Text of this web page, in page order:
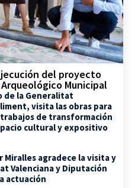
del proyecto
Municipal
de la Generalitat
visita las obras para
de transformación
cultural y expositivo
Miralles agradece la visita y
Valenciana y Diputación
actuación